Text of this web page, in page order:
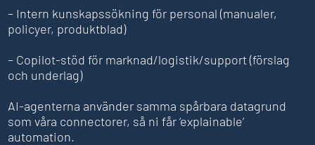
– Intern kunskapssökning för personal (manualer,
policyer, produktblad)
– Copilot-stöd för marknad/logistik/support (förslag
och underlag)
AI-agenterna använder samma spårbara datagrund
som våra connectorer, så ni får ‘explainable’
automation.